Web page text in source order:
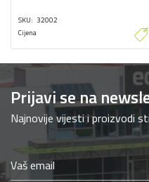
SKU 32002
Cijena
Prijavi se na
Najnovije vijesti i proizvodi